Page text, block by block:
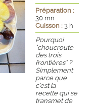
Préparation :
30 mn
Cuisson : 3 h
Pourquoi
"choucroute
des trois
frontières" ?
Simplement
parce que
c'est la
recette qui se
transmet de